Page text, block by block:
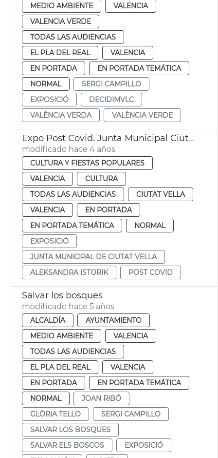
MEDIO AMBIENTE
VALENCIA
VALENCIA VERDE
TODAS LAS AUDIENCIAS
EL PLA DEL REAL
VALENCIA
EN PORTADA
EN PORTADA TEMÁTICA
NORMAL
SERGI CAMPILLO
EXPOSICIÓ
DECIDIMVLC
VALÈNCIA VERDA
VALÈNCIA VERDE
Expo Post Covid. Junta Municipal Ciutat Vella
modificado hace 4 años
CULTURA Y FIESTAS POPULARES
VALENCIA
CULTURA
TODAS LAS AUDIENCIAS
CIUTAT VELLA
VALENCIA
EN PORTADA
EN PORTADA TEMÁTICA
NORMAL
EXPOSICIÓ
JUNTA MUNICIPAL DE CIUTAT VELLA
ALEKSANDRA ISTORIK
POST COVID
Salvar los bosques
modificado hace 5 años
ALCALDÍA
AYUNTAMIENTO
MEDIO AMBIENTE
VALENCIA
TODAS LAS AUDIENCIAS
EL PLA DEL REAL
VALENCIA
EN PORTADA
EN PORTADA TEMÁTICA
NORMAL
JOAN RIBÓ
GLÒRIA TELLO
SERGI CAMPILLO
SALVAR LOS BOSQUES
SALVAR ELS BOSCOS
EXPOSICIÓ